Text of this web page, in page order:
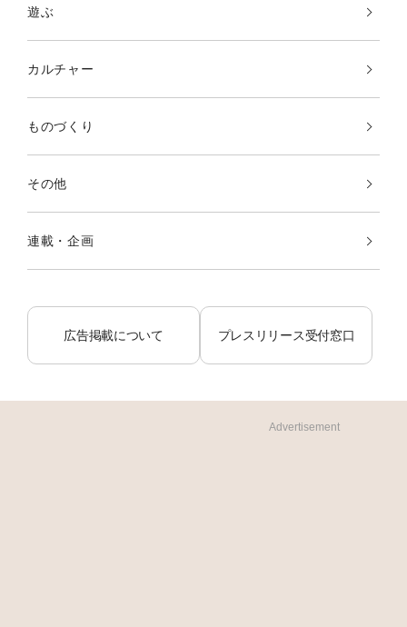
遊ぶ
カルチャー
ものづくり
その他
連載・企画
広告掲載について プレスリリース受付窓口
Advertisement